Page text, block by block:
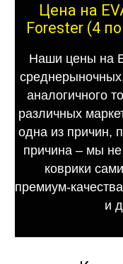
Цена на
Forester (4
Наши цены на
аналогичного
различных
одна из причин,
причина – мы
коврики
премиум-
и